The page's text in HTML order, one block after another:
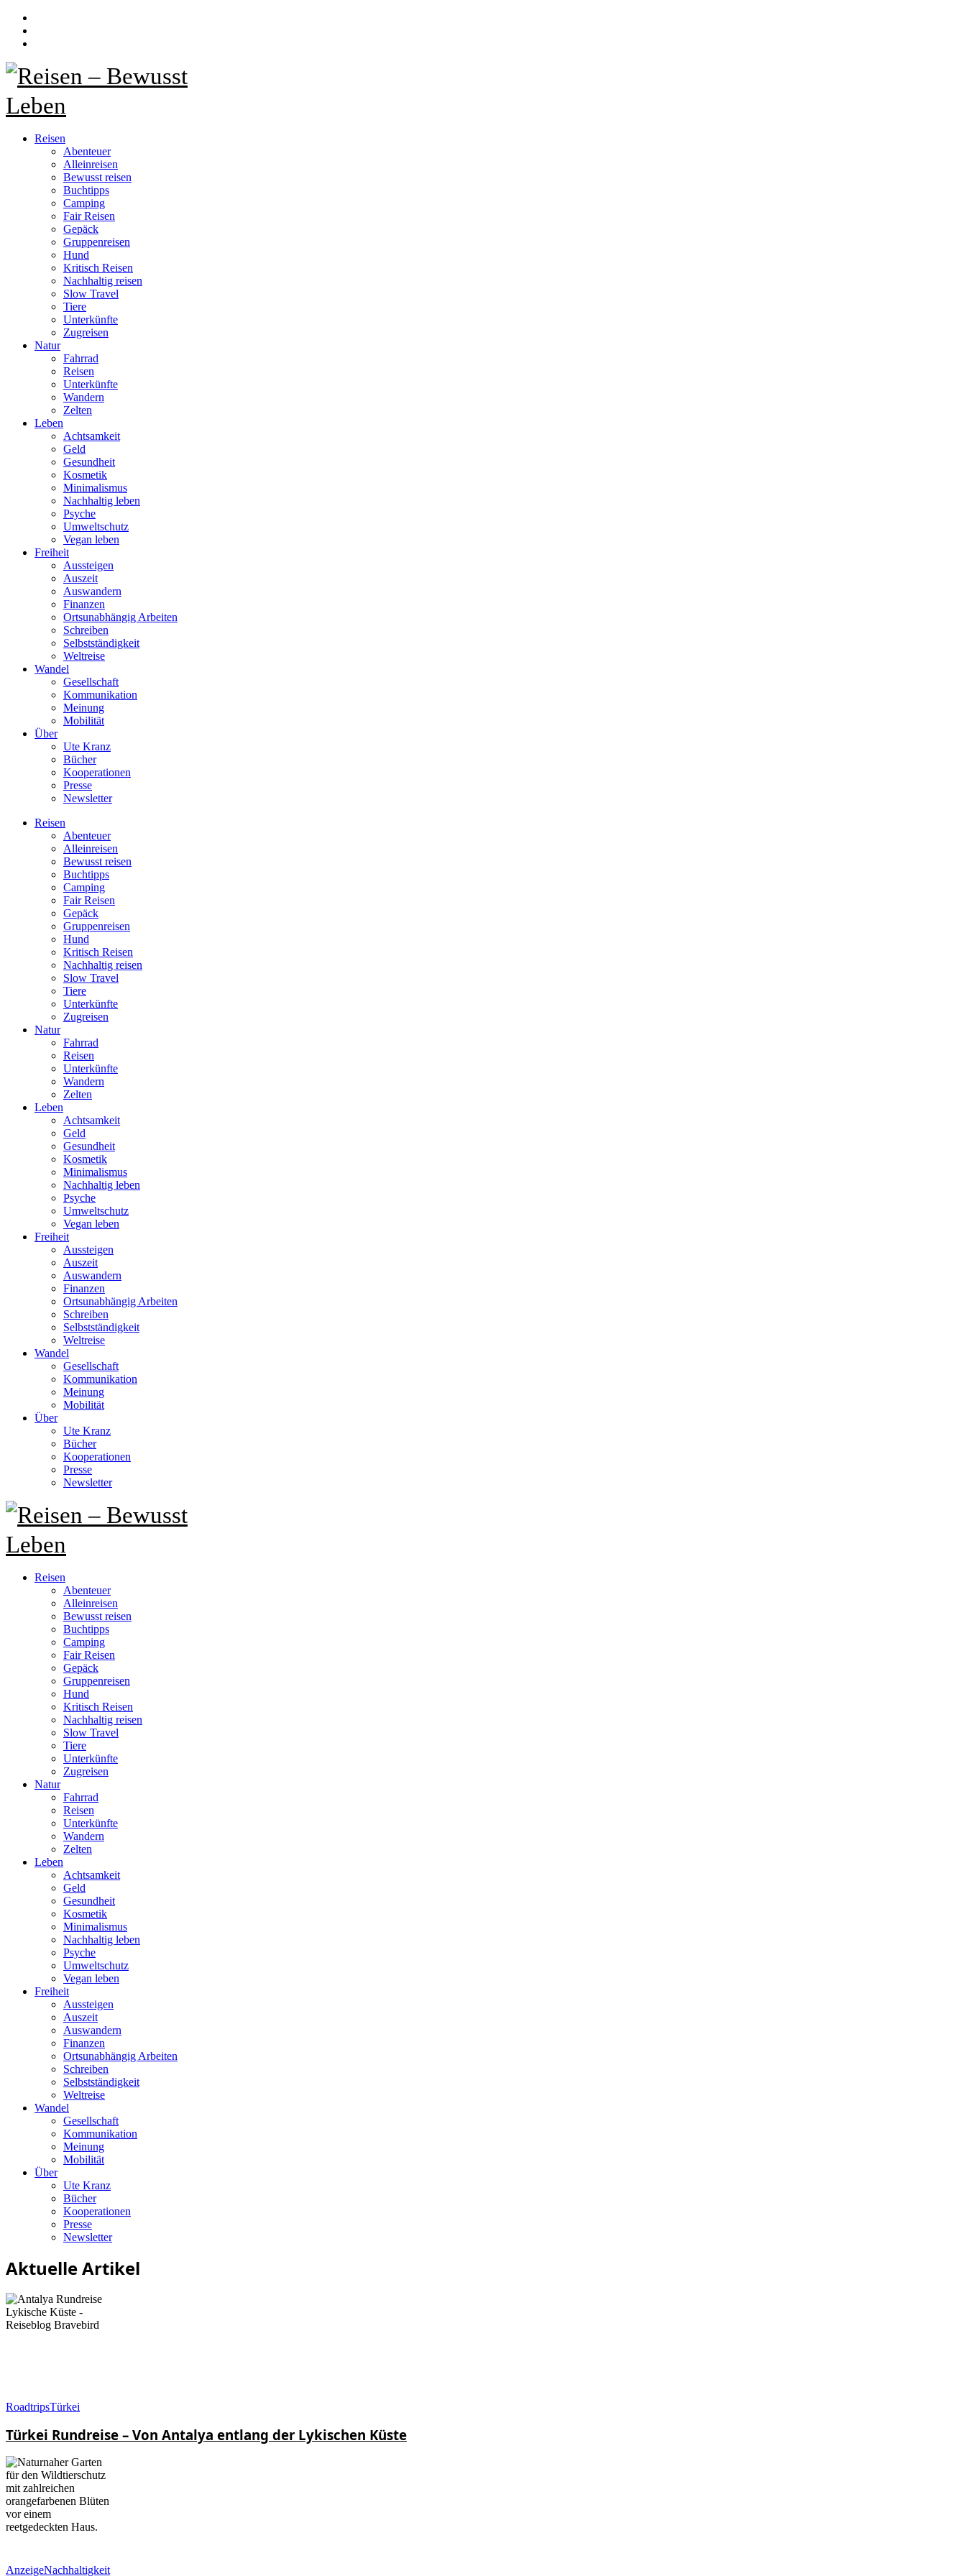
Reisen
Abenteuer
Alleinreisen
Bewusst reisen
Buchtipps
Camping
Fair Reisen
Gepäck
Gruppenreisen
Hund
Kritisch Reisen
Nachhaltig reisen
Slow Travel
Tiere
Unterkünfte
Zugreisen
Natur
Fahrrad
Reisen
Unterkünfte
Wandern
Zelten
Leben
Achtsamkeit
Geld
Gesundheit
Kosmetik
Minimalismus
Nachhaltig leben
Psyche
Umweltschutz
Vegan leben
Freiheit
Aussteigen
Auszeit
Auswandern
Finanzen
Ortsunabhängig Arbeiten
Schreiben
Selbstständigkeit
Weltreise
Wandel
Gesellschaft
Kommunikation
Meinung
Mobilität
Über
Ute Kranz
Bücher
Kooperationen
Presse
Newsletter
Reisen
Abenteuer
Alleinreisen
Bewusst reisen
Buchtipps
Camping
Fair Reisen
Gepäck
Gruppenreisen
Hund
Kritisch Reisen
Nachhaltig reisen
Slow Travel
Tiere
Unterkünfte
Zugreisen
Natur
Fahrrad
Reisen
Unterkünfte
Wandern
Zelten
Leben
Achtsamkeit
Geld
Gesundheit
Kosmetik
Minimalismus
Nachhaltig leben
Psyche
Umweltschutz
Vegan leben
Freiheit
Aussteigen
Auszeit
Auswandern
Finanzen
Ortsunabhängig Arbeiten
Schreiben
Selbstständigkeit
Weltreise
Wandel
Gesellschaft
Kommunikation
Meinung
Mobilität
Über
Ute Kranz
Bücher
Kooperationen
Presse
Newsletter
Reisen
Abenteuer
Alleinreisen
Bewusst reisen
Buchtipps
Camping
Fair Reisen
Gepäck
Gruppenreisen
Hund
Kritisch Reisen
Nachhaltig reisen
Slow Travel
Tiere
Unterkünfte
Zugreisen
Natur
Fahrrad
Reisen
Unterkünfte
Wandern
Zelten
Leben
Achtsamkeit
Geld
Gesundheit
Kosmetik
Minimalismus
Nachhaltig leben
Psyche
Umweltschutz
Vegan leben
Freiheit
Aussteigen
Auszeit
Auswandern
Finanzen
Ortsunabhängig Arbeiten
Schreiben
Selbstständigkeit
Weltreise
Wandel
Gesellschaft
Kommunikation
Meinung
Mobilität
Über
Ute Kranz
Bücher
Kooperationen
Presse
Newsletter
Aktuelle Artikel
RoadtripsTürkei
Türkei Rundreise – Von Antalya entlang der Lykischen Küste
AnzeigeNachhaltigkeit